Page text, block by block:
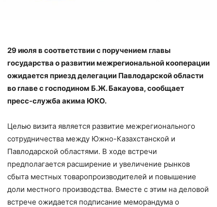
29 июля в соответствии с поручением главы
государства о развитии межрегиональной кооперации
ожидается приезд делегации Павлодарской области
во главе с господином Б.Ж. Бакауова, сообщает
пресс-служба акима ЮКО.
Целью визита является развитие межрегионального
сотрудничества между Южно-Казахстанской и
Павлодарской областями. В ходе встречи
предполагается расширение и увеличение рынков
сбыта местных товаропроизводителей и повышение
доли местного производства. Вместе с этим на деловой
встрече ожидается подписание меморандума о